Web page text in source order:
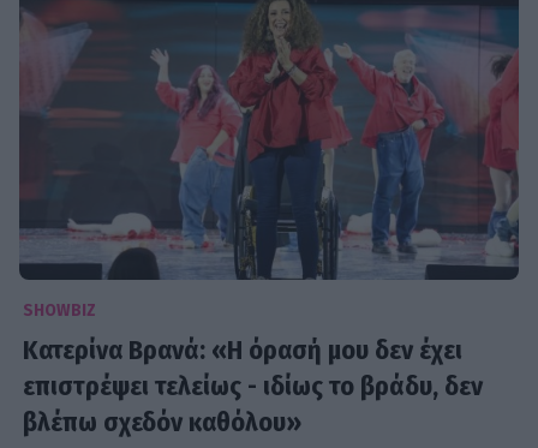
SHOWBIZ
Κατερίνα Βρανά: «Η όρασή μου δεν έχει
επιστρέψει τελείως - ιδίως το βράδυ, δεν
βλέπω σχεδόν καθόλου»